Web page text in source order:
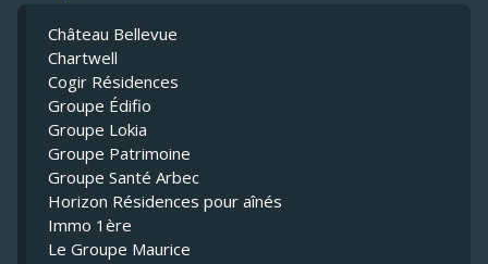
Château Bellevue
Chartwell
Cogir Résidences
Groupe Édifio
Groupe Lokia
Groupe Patrimoine
Groupe Santé Arbec
Horizon Résidences pour aînés
Immo 1ère
Le Groupe Maurice